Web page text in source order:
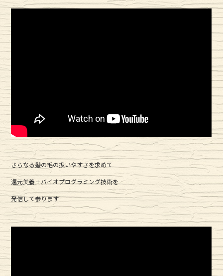
さらなる髪の毛の扱いやすさを求めて
還元美養＋バイオプログラミング技術を
発信して参ります